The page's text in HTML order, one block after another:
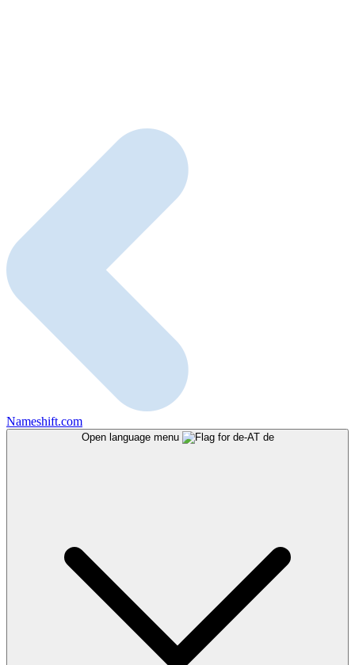
Nameshift.com
Open language menu de